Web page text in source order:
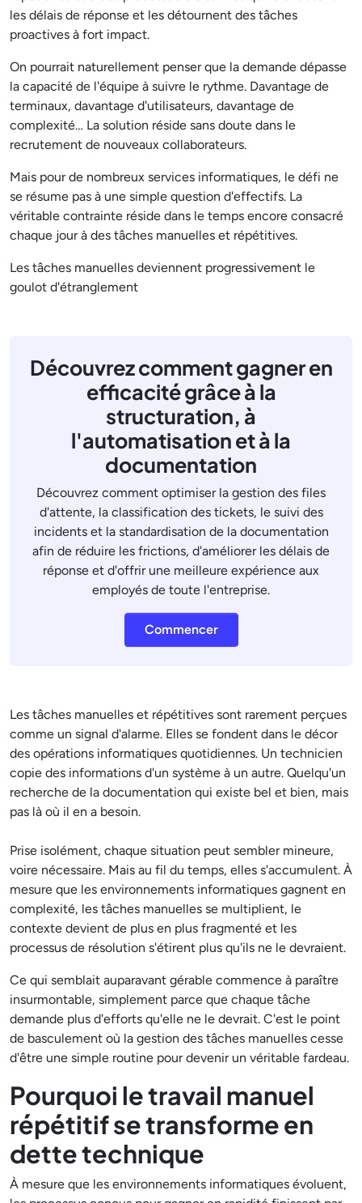
les délais de réponse et les détournent des tâches
proactives à fort impact.
On pourrait naturellement penser que la demande dépasse
la capacité de l'équipe à suivre le rythme. Davantage de
terminaux, davantage d'utilisateurs, davantage de
complexité… La solution réside sans doute dans le
recrutement de nouveaux collaborateurs.
Mais pour de nombreux services informatiques, le défi ne
se résume pas à une simple question d'effectifs. La
véritable contrainte réside dans le temps encore consacré
chaque jour à des tâches manuelles et répétitives.
Les tâches manuelles deviennent progressivement le
goulot d'étranglement
Découvrez comment gagner en
efficacité grâce à la
structuration, à
l'automatisation et à la
documentation
Découvrez comment optimiser la gestion des files
d'attente, la classification des tickets, le suivi des
incidents et la standardisation de la documentation
afin de réduire les frictions, d'améliorer les délais de
réponse et d'offrir une meilleure expérience aux
employés de toute l'entreprise.
Commencer
Les tâches manuelles et répétitives sont rarement perçues
comme un signal d'alarme. Elles se fondent dans le décor
des opérations informatiques quotidiennes. Un technicien
copie des informations d'un système à un autre. Quelqu'un
recherche de la documentation qui existe bel et bien, mais
pas là où il en a besoin.
Prise isolément, chaque situation peut sembler mineure,
voire nécessaire. Mais au fil du temps, elles s'accumulent. À
mesure que les environnements informatiques gagnent en
complexité, les tâches manuelles se multiplient, le
contexte devient de plus en plus fragmenté et les
processus de résolution s'étirent plus qu'ils ne le devraient.
Ce qui semblait auparavant gérable commence à paraître
insurmontable, simplement parce que chaque tâche
demande plus d'efforts qu'elle ne le devrait. C'est le point
de basculement où la gestion des tâches manuelles cesse
d'être une simple routine pour devenir un véritable fardeau.
Pourquoi le travail manuel
répétitif se transforme en
dette technique
À mesure que les environnements informatiques évoluent,